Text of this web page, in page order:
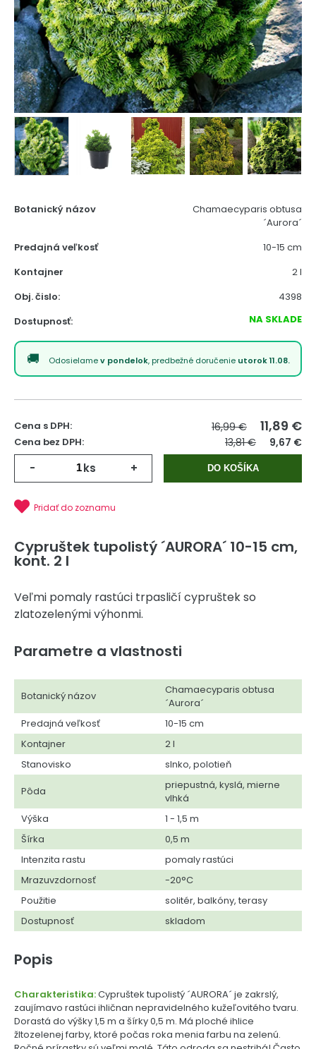
Botanický názov
Chamaecyparis obtusa
´Aurora´
Predajná veľkosť
10-15 cm
Kontajner
2 l
Obj. čislo:
4398
Dostupnosť:
NA SKLADE
Odosielamev pondelok, predbežné doručenie utorok 11.08.
Cena s DPH: 16,99 € 11,89 €
Cena bez DPH: 13,81 € 9,67 €
- ks + DO KOŠÍKA
Pridať do zoznamu
Cypruštek tupolistý ´AURORA´ 10-15 cm,
kont. 2 l
Veľmi pomaly rastúci trpasličí cypruštek so
zlatozelenými výhonmi.
Parametre a vlastnosti
Botanický názov
Chamaecyparis obtusa
´Aurora´
Predajná veľkosť
10-15 cm
Kontajner
2 l
Stanovisko
slnko, polotieň
Pôda
priepustná, kyslá, mierne
vlhká
Výška
1 - 1,5 m
Šírka
0,5 m
Intenzita rastu
pomaly rastúci
Mrazuvzdornosť
-20°C
Použitie
solitér, balkóny, terasy
Dostupnosť
skladom
Popis
Charakteristika:Cypruštek tupolistý ´AURORA´ je zakrslý,
zaujímavo rastúci ihličnan nepravidelného kužeľovitého tvaru.
Dorastá do výšky 1,5 m a šírky 0,5 m. Má ploché ihlice
žltozelenej farby, ktoré počas roka menia farbu na zelenú.